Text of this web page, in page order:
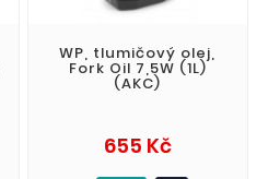
WP, tlumičový olej,
Fork Oil 7,5W (1L)
(AKC)
655 KčCena